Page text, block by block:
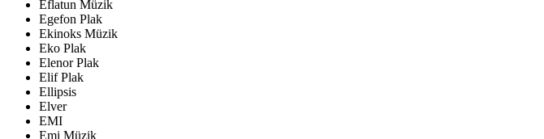
Eflatun Müzik
Egefon Plak
Ekinoks Müzik
Eko Plak
Elenor Plak
Elif Plak
Ellipsis
Elver
EMI
Emi Müzik